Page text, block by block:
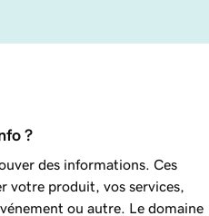
?
des informations. Ces
votre produit, vos services,
ou autre. Le domaine